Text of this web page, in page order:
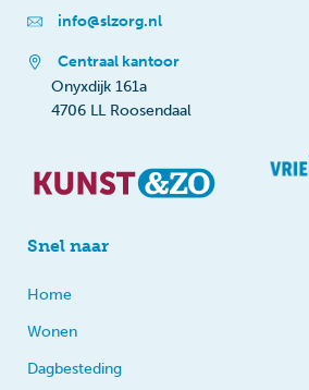
info@slzorg.nl
Centraal kantoor
Onyxdijk 161a
4706 LL Roosendaal
Snel naar
Home
Wonen
Dagbesteding